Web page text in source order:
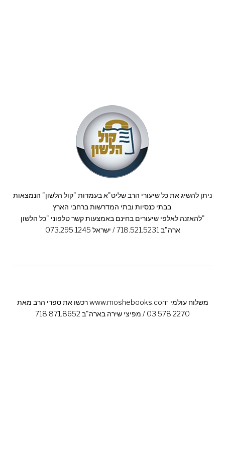
ניתן להשיג את כל שיעורי הרב שליט"א בעמדות "קול הלשון" הנמצאות
בבתי כנסיות ובתי המדרשות ברחבי הארץ.
להאזנה לאלפי שיעורים בחינם באמצעות קשר טלפוני "כל הלשון"
ארה"ב 718.521.5231 / ישראל 073.295.1245
רכשו את ספרי הרב מאת www.moshebooks.com משלוח עולמי
03.578.2270 / מפיצי שירה בארה"ב 718.871.8652